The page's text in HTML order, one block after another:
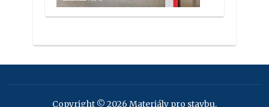
Copyright © 2026 Materiály pro stavbu.